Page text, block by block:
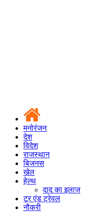
मनोरंजन
देश
विदेश
राजस्थान
बिजनस
खेल
हेल्थ
दाद का इलाज
टूर एंड ट्रेवल
नौकरी